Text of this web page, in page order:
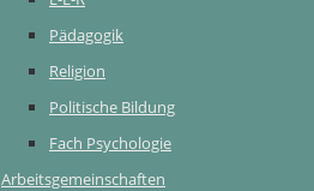
Pädagogik
Religion
Politische Bildung
Fach Psychologie
Arbeitsgemeinschaften